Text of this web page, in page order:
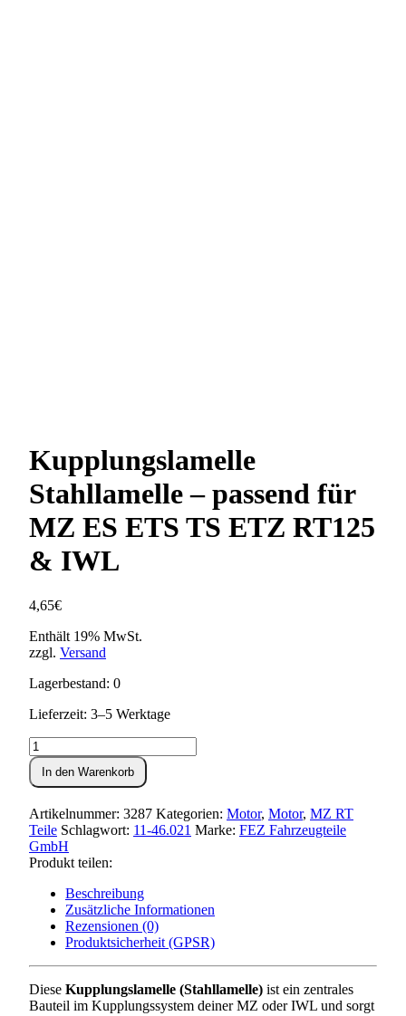
Kupplungslamelle
Stahllamelle – passend für
MZ ES ETS TS ETZ RT125
& IWL
4,65€
Enthält 19% MwSt.
zzgl. Versand
Lagerbestand: 0
Lieferzeit: 3–5 Werktage
Kupplungslamelle
Stahllamelle
–
passend
für
MZ
ES
ETS
ETZ
RT125
IWL
In den Warenkorb
Artikelnummer: 3287 Kategorien: Motor, Motor, MZ RT
Teile Schlagwort: 11-46.021 Marke: FEZ Fahrzeugteile
GmbH
Produkt teilen:
Beschreibung
Zusätzliche Informationen
Rezensionen (0)
Produktsicherheit (GPSR)
Diese Kupplungslamelle (Stahllamelle) ist ein zentrales
Bauteil im Kupplungssystem deiner MZ oder IWL und sorgt